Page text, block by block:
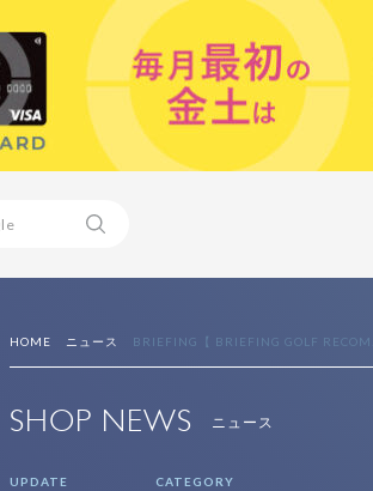
HOME ニュース BRIEFING【 BRIEFING GOLF
SHOP NEWS ニュース
UPDATE CATEGORY